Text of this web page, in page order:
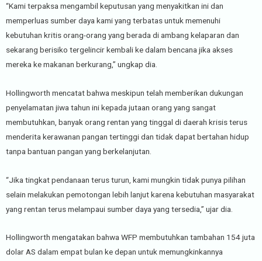
“Kami terpaksa mengambil keputusan yang menyakitkan ini dan
memperluas sumber daya kami yang terbatas untuk memenuhi
kebutuhan kritis orang-orang yang berada di ambang kelaparan dan
sekarang berisiko tergelincir kembali ke dalam bencana jika akses
mereka ke makanan berkurang,” ungkap dia.
Hollingworth mencatat bahwa meskipun telah memberikan dukungan
penyelamatan jiwa tahun ini kepada jutaan orang yang sangat
membutuhkan, banyak orang rentan yang tinggal di daerah krisis terus
menderita kerawanan pangan tertinggi dan tidak dapat bertahan hidup
tanpa bantuan pangan yang berkelanjutan.
“Jika tingkat pendanaan terus turun, kami mungkin tidak punya pilihan
selain melakukan pemotongan lebih lanjut karena kebutuhan masyarakat
yang rentan terus melampaui sumber daya yang tersedia,” ujar dia.
Hollingworth mengatakan bahwa WFP membutuhkan tambahan 154 juta
dolar AS dalam empat bulan ke depan untuk memungkinkannya